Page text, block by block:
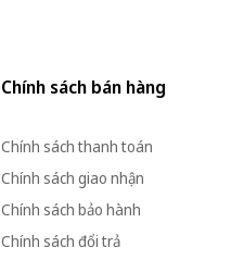
Chính sách bán hàng
Chính sách thanh toán
Chính sách giao nhận
Chính sách bảo hành
Chính sách đổi trả